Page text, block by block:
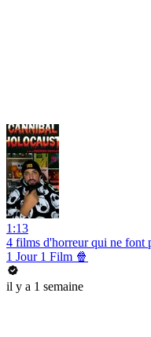
1:13
4 films d'horreur qui ne font
1 Jour 1 Film 🍿
il y a 1 semaine